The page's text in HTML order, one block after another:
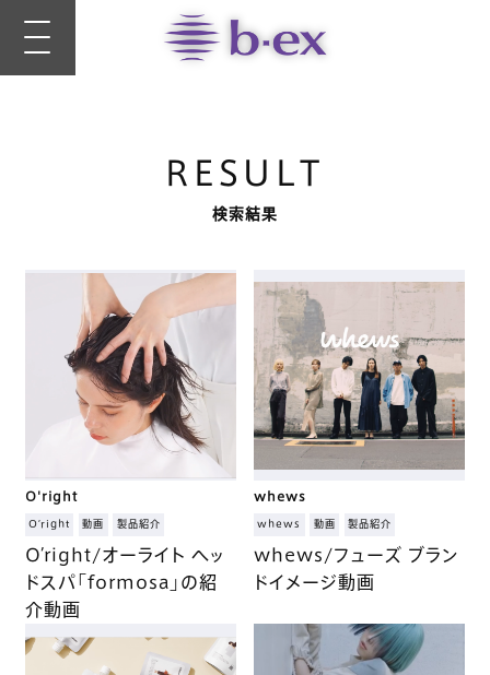
RESULT
検索結果
O'right
O’right 動画 製品紹介
O’right/オーライト ヘッ
ドスパ「formosa」の紹
介動画
whews
whews 動画 製品紹介
whews/フューズ ブラン
ドイメージ動画